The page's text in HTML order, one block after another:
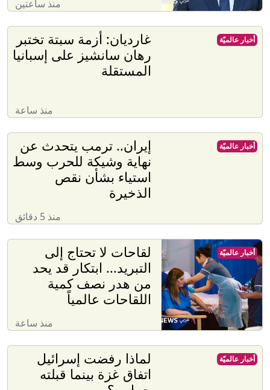
منذ ساعتين
غارديان: أزمة سبتة تختبر
رهان سانشيز على إسبانيا
المستقلة
منذ ساعة
أخبار عالميّة
إيران.. ترمب يتحدث عن
نهاية وشيكة للحرب وسط
استياء بشأن نقص
الذخيرة
منذ 5 دقائق
أخبار عالميّة
لقاحات لا تحتاج إلى
التبريد... ابتكار قد يحد
من هدر نصف كمية
اللقاحات عالمياً
منذ ساعة
أخبار عالميّة
لماذا رفضت إسرائيل
اتفاق غزة بينما قبلته
أخبار عالميّة